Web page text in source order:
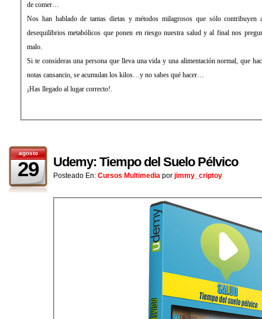
de comer…
Nos han hablado de tantas dietas y métodos milagrosos que sólo contribuyen
desequilibrios metabólicos que ponen en riesgo nuestra salud y al final nos
malo.
Si te consideras una persona que lleva una vida y una alimentación normal, que
notas cansancio, se acumulan los kilos…y no sabes qué hacer…
¡Has llegado al lugar correcto!.
agosto
29 Udemy: Tiempo del Suelo Pélvico
Posteado En: Cursos Multimedia por jimmy_criptoy